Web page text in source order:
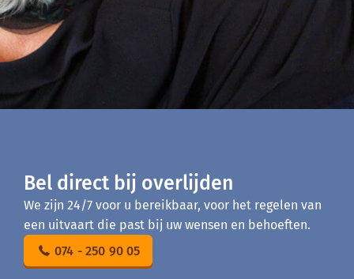
Bel direct bij overlijden
We zijn 24/7 voor u bereikbaar, voor het regelen van
een uitvaart die past bij uw wensen en behoeften.
074 - 250 90 05